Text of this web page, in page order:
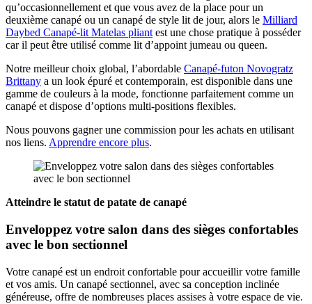
qu’occasionnellement et que vous avez de la place pour un
deuxième canapé ou un canapé de style lit de jour, alors le Milliard
Daybed Canapé-lit Matelas pliant est une chose pratique à posséder
car il peut être utilisé comme lit d’appoint jumeau ou queen.
Notre meilleur choix global, l’abordable Canapé-futon Novogratz
Brittany a un look épuré et contemporain, est disponible dans une
gamme de couleurs à la mode, fonctionne parfaitement comme un
canapé et dispose d’options multi-positions flexibles.
Nous pouvons gagner une commission pour les achats en utilisant
nos liens. Apprendre encore plus.
Atteindre le statut de patate de canapé
Enveloppez votre salon dans des sièges confortables
avec le bon sectionnel
Votre canapé est un endroit confortable pour accueillir votre famille
et vos amis. Un canapé sectionnel, avec sa conception inclinée
généreuse, offre de nombreuses places assises à votre espace de vie.